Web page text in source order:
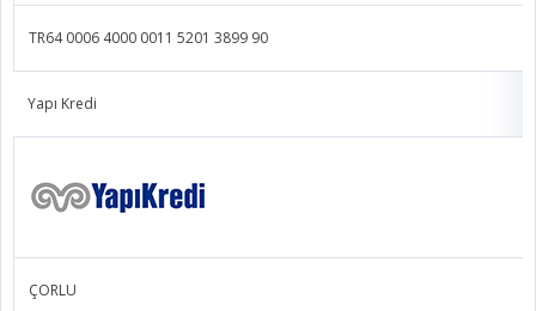
TR64 0006 4000 0011 5201 3899 90
Yapı Kredi
ÇORLU